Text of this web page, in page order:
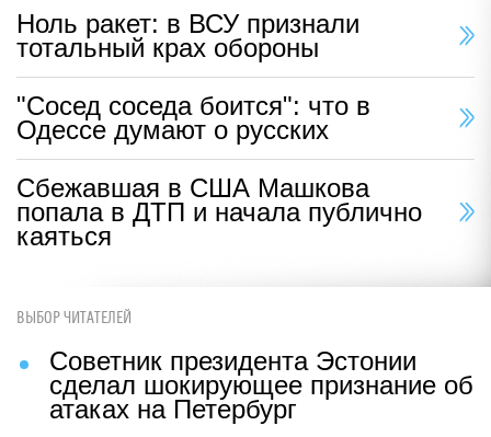
Ноль ракет: в ВСУ признали
тотальный крах обороны
"Сосед соседа боится": что в
Одессе думают о русских
Сбежавшая в США Машкова
попала в ДТП и начала публично
каяться
ВЫБОР ЧИТАТЕЛЕЙ
Советник президента Эстонии
сделал шокирующее признание об
атаках на Петербург